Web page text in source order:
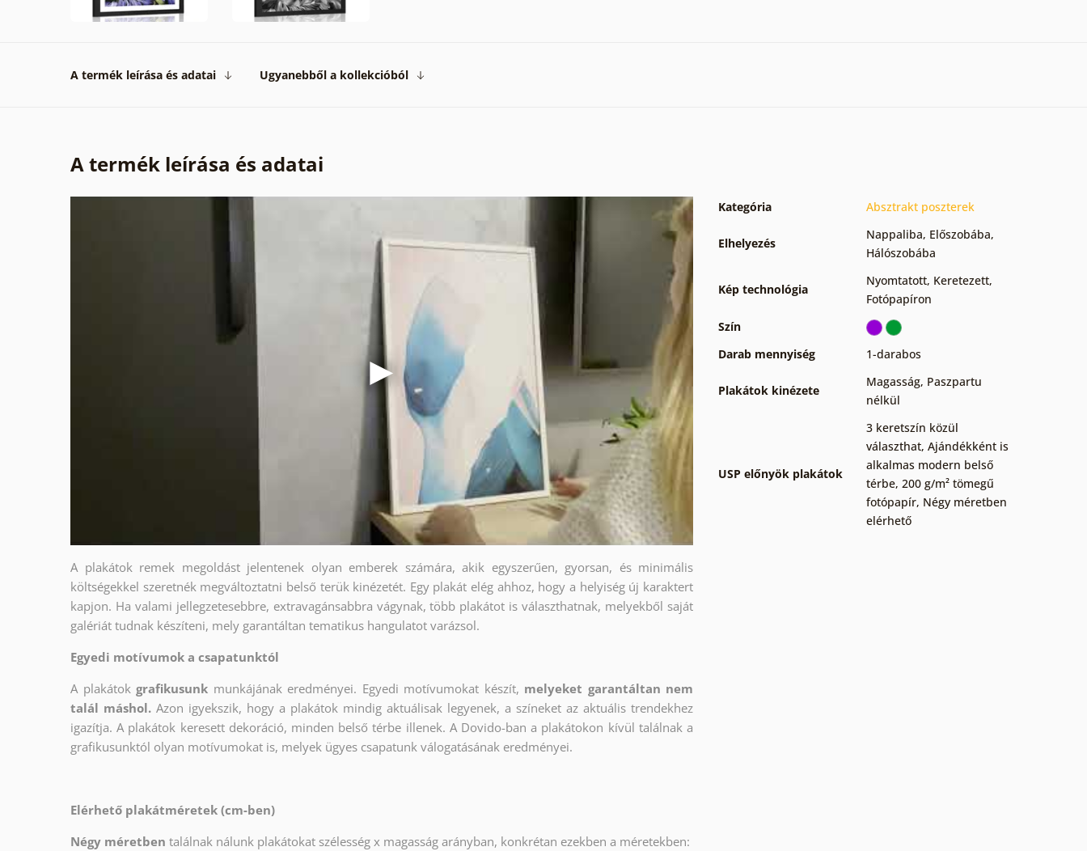
A termék leírása és adatai Ugyanebből a kollekcióból
A termék leírása és adatai
A plakátok remek megoldást jelentenek olyan emberek számára, akik egyszerűen, gyorsan, és minimális
költségekkel szeretnék megváltoztatni belső terük kinézetét. Egy plakát elég ahhoz, hogy a helyiség új karaktert
kapjon. Ha valami jellegzetesebbre, extravagánsabbra vágynak, több plakátot is választhatnak, melyekből saját
galériát tudnak készíteni, mely garantáltan tematikus hangulatot varázsol.
Egyedi motívumok a csapatunktól
A plakátok grafikusunk munkájának eredményei. Egyedi motívumokat készít, melyeket garantáltan nem
talál máshol. Azon igyekszik, hogy a plakátok mindig aktuálisak legyenek, a színeket az aktuális trendekhez
igazítja. A plakátok keresett dekoráció, minden belső térbe illenek. A Dovido-ban a plakátokon kívül találnak a
grafikusunktól olyan motívumokat is, melyek ügyes csapatunk válogatásának eredményei.
Elérhető plakátméretek (cm-ben)
Négy méretben találnak nálunk plakátokat szélesség x magasság arányban, konkrétan ezekben a méretekben:
Kategória Absztrakt poszterek
Elhelyezés
Nappaliba, Előszobába,
Hálószobába
Kép technológia
Nyomtatott, Keretezett,
Fotópapíron
Szín
Darab mennyiség
1-darabos
Plakátok kinézete
Magasság, Paszpartu
nélkül
USP előnyök plakátok
3 keretszín közül
választhat, Ajándékként is
alkalmas modern belső
térbe, 200 g/m² tömegű
fotópapír, Négy méretben
elérhető